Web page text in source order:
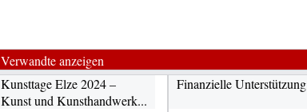
Verwandte anzeigen
Kunsttage Elze 2024 –
Kunst und Kunsthandwerk...
Finanzielle Unterstützung